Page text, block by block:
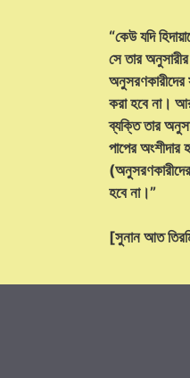
“কেউ যদি
সে তার
করা হবে না।
ব্যক্তি তার
পাপের অংশীদার
হবে না।”
[সুনান আত